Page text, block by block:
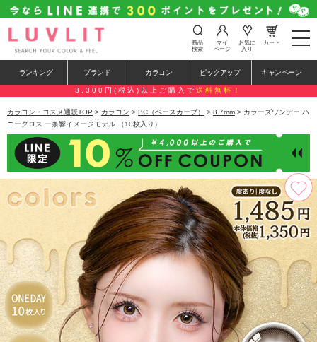
t
o
e
n
a
a
i
o
n
商品
検索
マイ
ページ
お気に
入り
カート
ランキング ブランド カラコン ピックアップ キャンペーン
3,300円(税込)以上ご購入で 送料無料！
カラコン・コスメ通販TOP > カラコン > BC（ベースカーブ） > 8.7mm > カラーズワンデー ハ
ニーグロス 一条響イメージモデル （10枚入り）